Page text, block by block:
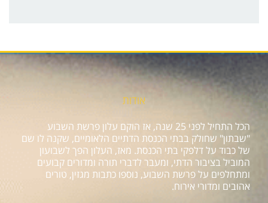
אודות
הכל התחיל לפני 25 שנה, אז הוקם עלון פרשת השבוע
"שבתון" שחולק בבתי הכנסת הדתיים הלאומיים, שקנה לו שם
של כבוד על דלפקי בתי הכנסת. מאז, העלון הפך לשבועון
המוביל בציבור הדתי, ומעבר לדברי תורה ומדורים קבועים
ומתחלפים על פרשת השבוע, נוספו כתבות מגזין, טורים
אהובים ומדורי אירוח.